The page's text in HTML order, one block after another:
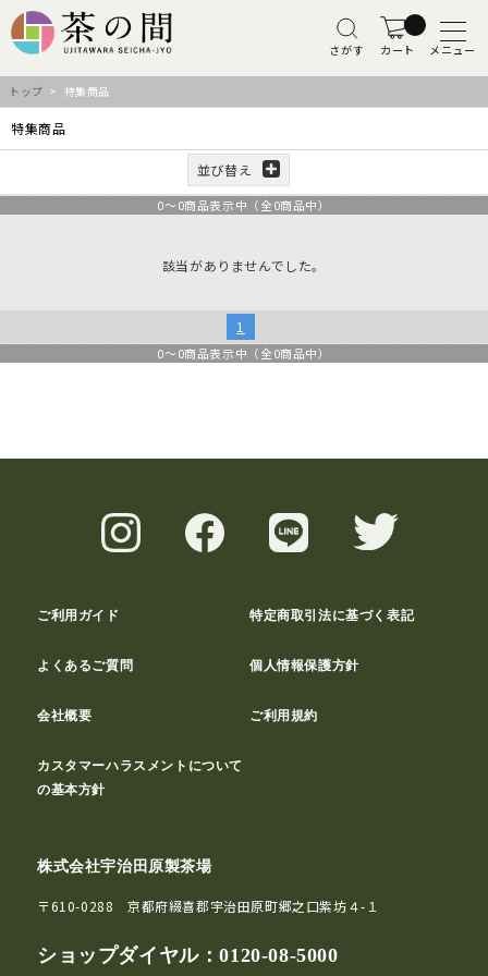
さがす カート メニュー
トップ > 特集商品
特集商品
並び替え
0～0商品表示中（全0商品中）
該当がありませんでした。
1
0～0商品表示中（全0商品中）
ご利用ガイド 特定商取引法に基づく表記
よくあるご質問 個人情報保護方針
会社概要 ご利用規約
カスタマーハラスメントについて
の基本方針
株式会社宇治田原製茶場
〒610-0288 京都府綴喜郡宇治田原町郷之口紫坊４-１
ショップダイヤル：0120-08-5000